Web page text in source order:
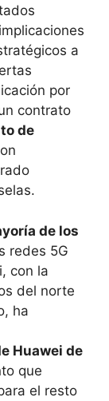
a
por
contrato
de
de los
redes 5G
con la
del norte
ha
Huawei de
que
el resto